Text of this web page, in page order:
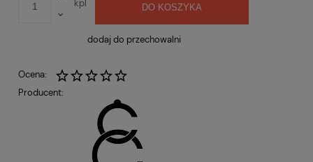
kpl DO KOSZYKA
dodaj do przechowalni
Ocena:
Producent: